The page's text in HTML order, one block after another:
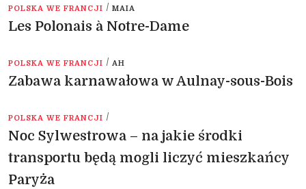
POLSKA WE FRANCJI / MAIA
Les Polonais à Notre-Dame
POLSKA WE FRANCJI / AH
Zabawa karnawałowa w Aulnay-sous-Bois
POLSKA WE FRANCJI /
Noc Sylwestrowa – na jakie środki
transportu będą mogli liczyć mieszkańcy
Paryża